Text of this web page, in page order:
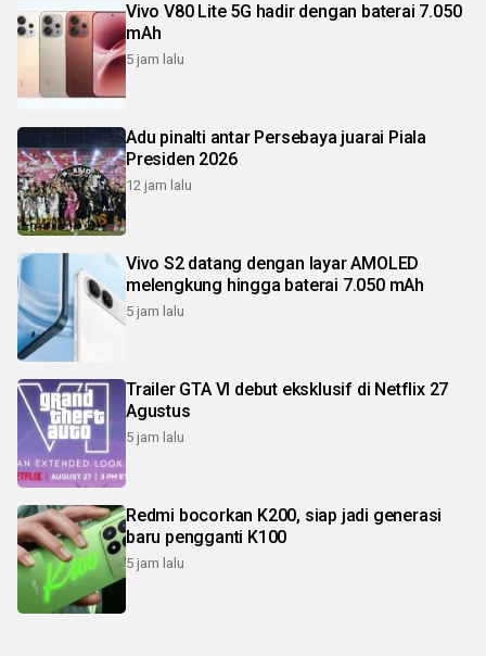
Vivo V80 Lite 5G hadir dengan baterai 7.050
mAh
5 jam lalu
Adu pinalti antar Persebaya juarai Piala
Presiden 2026
12 jam lalu
Vivo S2 datang dengan layar AMOLED
melengkung hingga baterai 7.050 mAh
5 jam lalu
Trailer GTA VI debut eksklusif di Netflix 27
Agustus
5 jam lalu
Redmi bocorkan K200, siap jadi generasi
baru pengganti K100
5 jam lalu